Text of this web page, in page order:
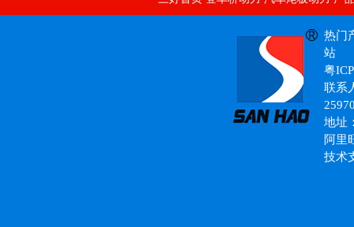
双层升降台
热门
站
粤
联系
地址
阿里
技术